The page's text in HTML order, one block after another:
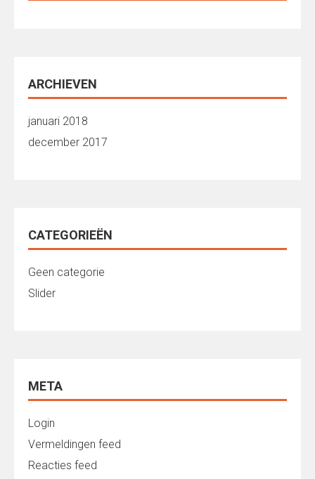
ARCHIEVEN
januari 2018
december 2017
CATEGORIEËN
Geen categorie
Slider
META
Login
Vermeldingen feed
Reacties feed